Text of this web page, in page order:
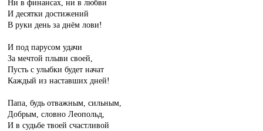
Ни в финансах, ни в любви
И десятки достижений
В руки день за днём лови!
И под парусом удачи
За мечтой плыви своей,
Пусть с улыбки будет начат
Каждый из наставших дней!
Папа, будь отважным, сильным,
Добрым, словно Леопольд,
И в судьбе твоей счастливой